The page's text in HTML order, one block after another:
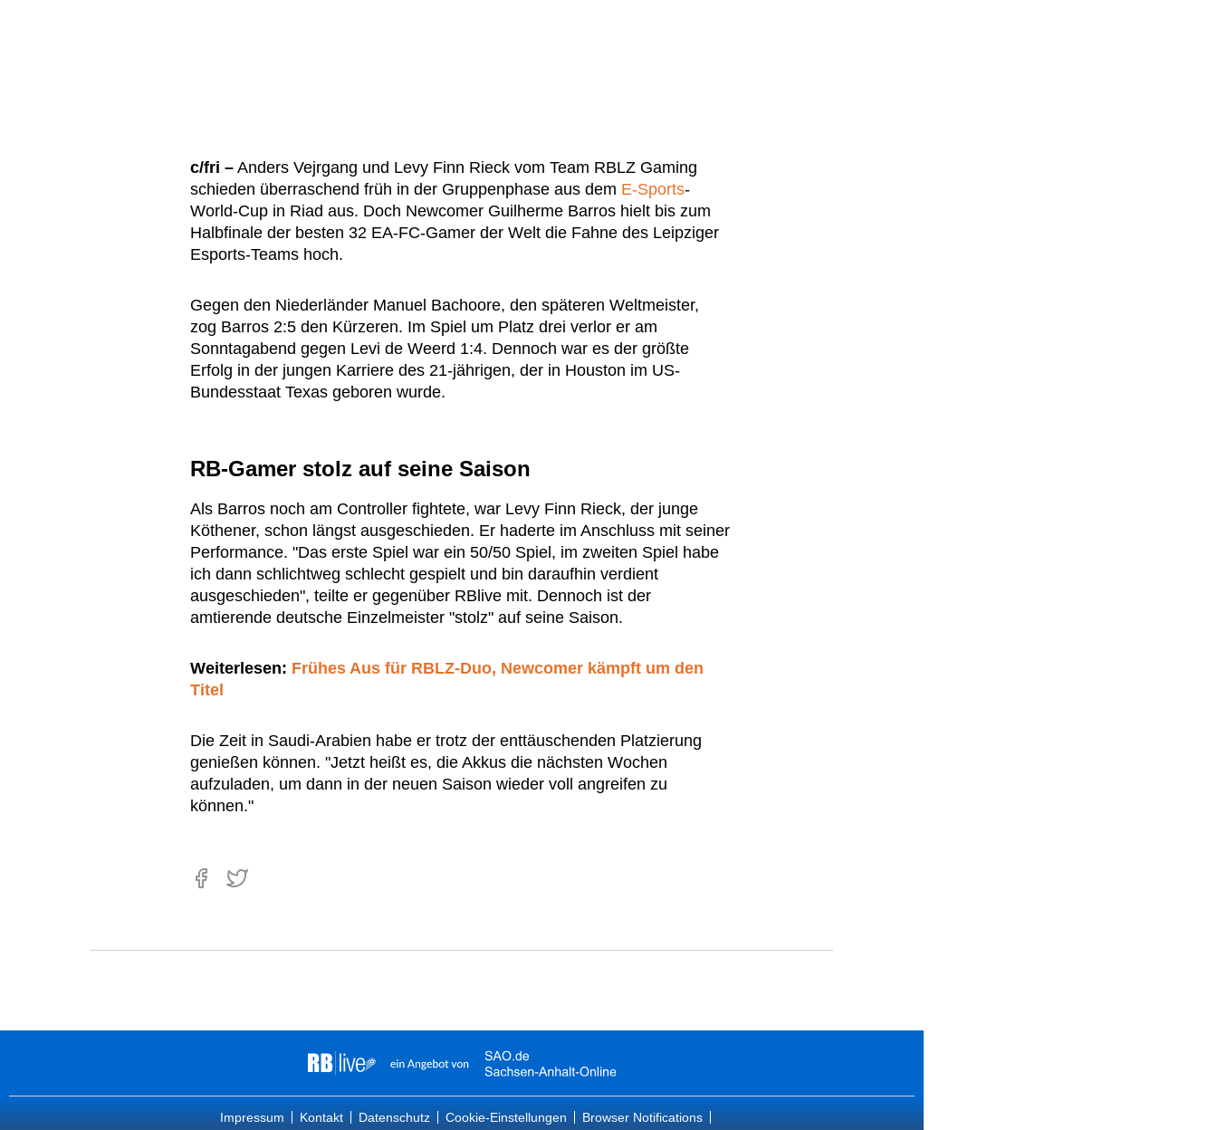
c/fri – Anders Vejrgang und Levy Finn Rieck vom Team RBLZ Gaming
schieden überraschend früh in der Gruppenphase aus dem E-Sports-
World-Cup in Riad aus. Doch Newcomer Guilherme Barros hielt bis zum
Halbfinale der besten 32 EA-FC-Gamer der Welt die Fahne des Leipziger
Esports-Teams hoch.
Gegen den Niederländer Manuel Bachoore, den späteren Weltmeister,
zog Barros 2:5 den Kürzeren. Im Spiel um Platz drei verlor er am
Sonntagabend gegen Levi de Weerd 1:4. Dennoch war es der größte
Erfolg in der jungen Karriere des 21-jährigen, der in Houston im US-
Bundesstaat Texas geboren wurde.
RB-Gamer stolz auf seine Saison
Als Barros noch am Controller fightete, war Levy Finn Rieck, der junge
Köthener, schon längst ausgeschieden. Er haderte im Anschluss mit seiner
Performance. "Das erste Spiel war ein 50/50 Spiel, im zweiten Spiel habe
ich dann schlichtweg schlecht gespielt und bin daraufhin verdient
ausgeschieden", teilte er gegenüber RBlive mit. Dennoch ist der
amtierende deutsche Einzelmeister "stolz" auf seine Saison.
Weiterlesen: Frühes Aus für RBLZ-Duo, Newcomer kämpft um den
Titel
Die Zeit in Saudi-Arabien habe er trotz der enttäuschenden Platzierung
genießen können. "Jetzt heißt es, die Akkus die nächsten Wochen
aufzuladen, um dann in der neuen Saison wieder voll angreifen zu
können."
Impressum Kontakt Datenschutz Cookie-Einstellungen Browser Notifications